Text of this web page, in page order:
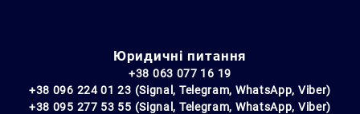
Юридичні питання
+38 063 077 16 19
+38 096 224 01 23 (Signal, Telegram, WhatsApp, Viber)
+38 095 277 53 55 (Signal, Telegram, WhatsApp, Viber)